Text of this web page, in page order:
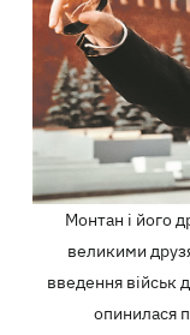
Монтан і його
великими
введення військ
опинилася